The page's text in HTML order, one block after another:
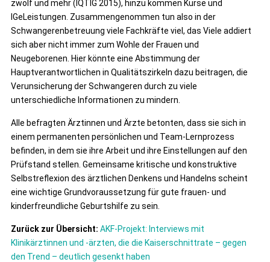
zwölf und mehr (IQTIG 2015), hinzu kommen Kurse und
IGeLeistungen. Zusammengenommen tun also in der
Schwangerenbetreuung viele Fachkräfte viel, das Viele addiert
sich aber nicht immer zum Wohle der Frauen und
Neugeborenen. Hier könnte eine Abstimmung der
Hauptverantwortlichen in Qualitätszirkeln dazu beitragen, die
Verunsicherung der Schwangeren durch zu viele
unterschiedliche Informationen zu mindern.
Alle befragten Ärztinnen und Ärzte betonten, dass sie sich in
einem permanenten persönlichen und Team-Lernprozess
befinden, in dem sie ihre Arbeit und ihre Einstellungen auf den
Prüfstand stellen. Gemeinsame kritische und konstruktive
Selbstreflexion des ärztlichen Denkens und Handelns scheint
eine wichtige Grundvoraussetzung für gute frauen- und
kinderfreundliche Geburtshilfe zu sein.
Zurück zur Übersicht: AKF-Projekt: Interviews mit
Klinikärztinnen und -ärzten, die die Kaiserschnittrate – gegen
den Trend – deutlich gesenkt haben